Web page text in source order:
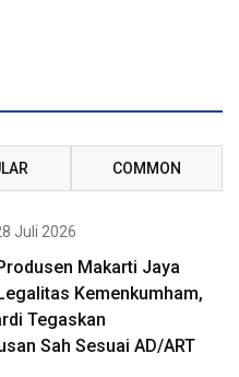
COMMON
Juli 2026
Makarti Jaya
Kemenkumham,
Tegaskan
Sah Sesuai AD/ART